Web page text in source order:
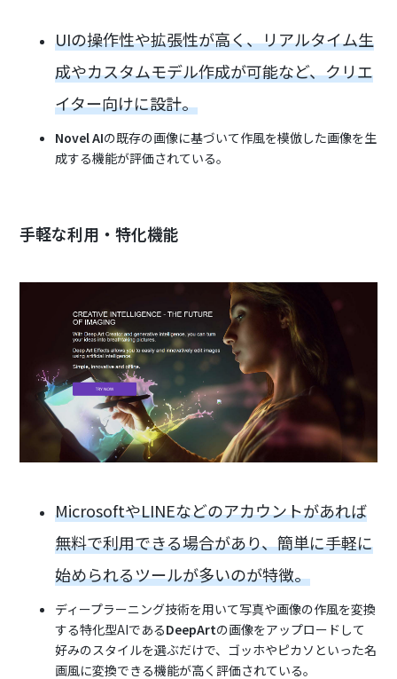
UIの操作性や拡張性が高く、リアルタイム生
成やカスタムモデル作成が可能など、クリエ
イター向けに設計。
Novel AIの既存の画像に基づいて作風を模倣した画像を生
成する機能が評価されている。
手軽な利用・特化機能
MicrosoftやLINEなどのアカウントがあれば
無料で利用できる場合があり、簡単に手軽に
始められるツールが多いのが特徴。
ディープラーニング技術を用いて写真や画像の作風を変換
する特化型AIであるDeepArtの画像をアップロードして
好みのスタイルを選ぶだけで、ゴッホやピカソといった名
画風に変換できる機能が高く評価されている。